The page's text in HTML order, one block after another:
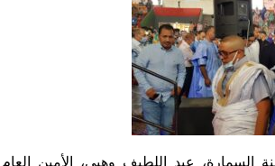
السمارة، عبد اللطيف وهبي، الأمين العام